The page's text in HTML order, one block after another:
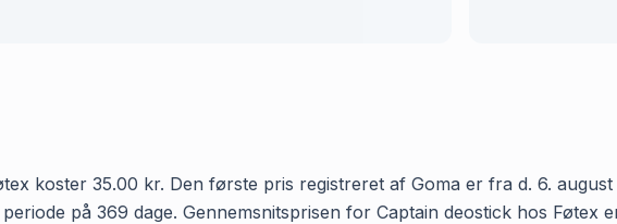
koster 35.00 kr. Den første pris registreret af Goma er fra d. 6.
på 369 dage. Gennemsnitsprisen for Captain deostick hos